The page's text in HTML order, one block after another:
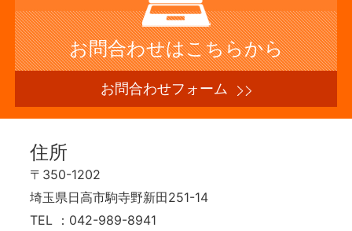
お問合わせはこちらから
お問合わせフォーム
住所
〒350-1202
埼玉県日高市駒寺野新田251-14
TEL ：042-989-8941